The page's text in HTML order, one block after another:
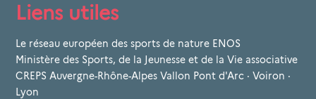
Liens utiles
Le réseau européen des sports de nature ENOS
Ministère des Sports, de la Jeunesse et de la Vie associative
CREPS Auvergne-Rhône-Alpes Vallon Pont d'Arc · Voiron ·
Lyon